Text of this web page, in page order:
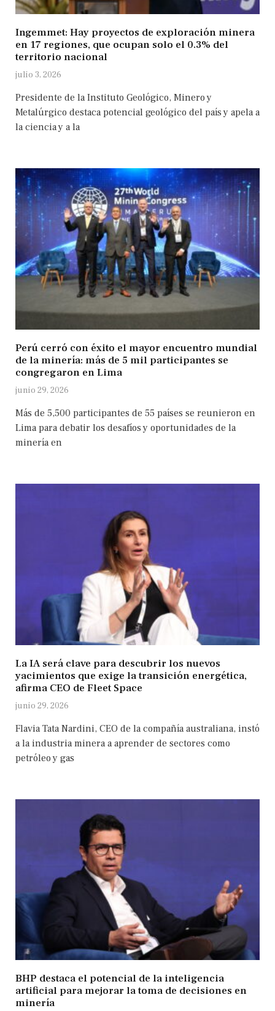
Ingemmet: Hay proyectos de exploración minera
en 17 regiones, que ocupan solo el 0.3% del
territorio nacional
julio 3, 2026
Presidente de la Instituto Geológico, Minero y
Metalúrgico destaca potencial geológico del país y apela a
la ciencia y a la
Perú cerró con éxito el mayor encuentro mundial
de la minería: más de 5 mil participantes se
congregaron en Lima
junio 29, 2026
Más de 5,500 participantes de 55 países se reunieron en
Lima para debatir los desafíos y oportunidades de la
minería en
La IA será clave para descubrir los nuevos
yacimientos que exige la transición energética,
afirma CEO de Fleet Space
junio 29, 2026
Flavia Tata Nardini, CEO de la compañía australiana, instó
a la industria minera a aprender de sectores como
petróleo y gas
BHP destaca el potencial de la inteligencia
artificial para mejorar la toma de decisiones en
minería